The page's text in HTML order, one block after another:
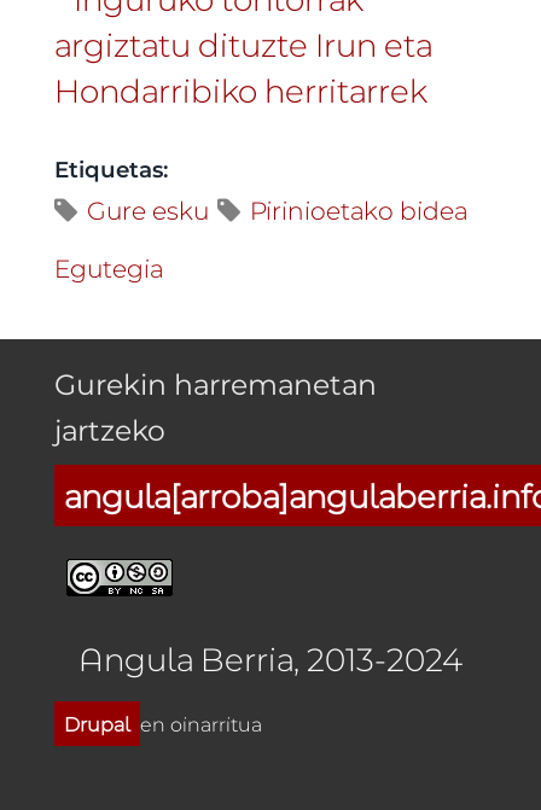
Etiquetas:
Gure esku
Pirinioetako bidea
Egutegia
Gurekin harremanetan
jartzeko
Angula Berria, 2013-2024
Drupal en oinarritua